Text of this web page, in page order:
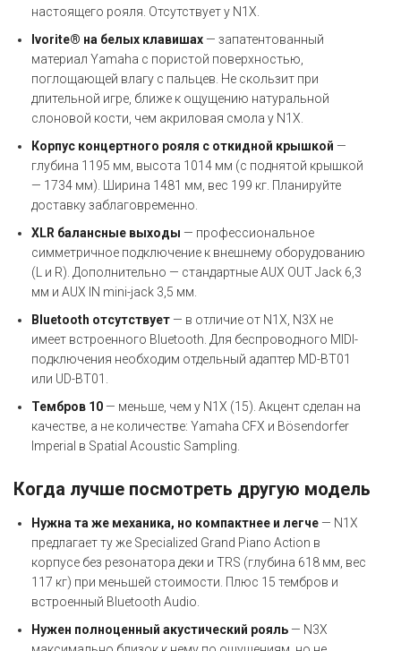
настоящего рояля. Отсутствует у N1X.
Ivorite® на белых клавишах — запатентованный
материал Yamaha с пористой поверхностью,
поглощающей влагу с пальцев. Не скользит при
длительной игре, ближе к ощущению натуральной
слоновой кости, чем акриловая смола у N1X.
Корпус концертного рояля с откидной крышкой —
глубина 1195 мм, высота 1014 мм (с поднятой крышкой
— 1734 мм). Ширина 1481 мм, вес 199 кг. Планируйте
доставку заблаговременно.
XLR балансные выходы — профессиональное
симметричное подключение к внешнему оборудованию
(L и R). Дополнительно — стандартные AUX OUT Jack 6,3
мм и AUX IN mini-jack 3,5 мм.
Bluetooth отсутствует — в отличие от N1X, N3X не
имеет встроенного Bluetooth. Для беспроводного MIDI-
подключения необходим отдельный адаптер MD-BT01
или UD-BT01.
Тембров 10 — меньше, чем у N1X (15). Акцент сделан на
качестве, а не количестве: Yamaha CFX и Bösendorfer
Imperial в Spatial Acoustic Sampling.
Когда лучше посмотреть другую модель
Нужна та же механика, но компактнее и легче — N1X
предлагает ту же Specialized Grand Piano Action в
корпусе без резонатора деки и TRS (глубина 618 мм, вес
117 кг) при меньшей стоимости. Плюс 15 тембров и
встроенный Bluetooth Audio.
Нужен полноценный акустический рояль — N3X